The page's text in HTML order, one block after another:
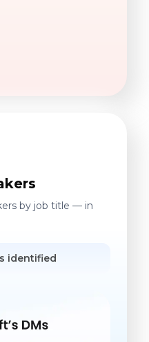
by job title — in
identified